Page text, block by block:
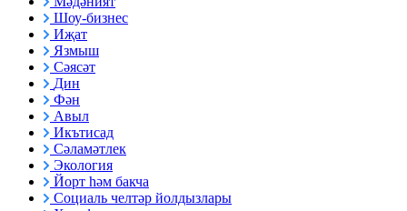
Шоу-бизнес
Иҗат
Язмыш
Сәясәт
Дин
Фән
Авыл
Икътисад
Сәламәтлек
Экология
Йорт һәм бакча
Социаль челтәр йолдызлары